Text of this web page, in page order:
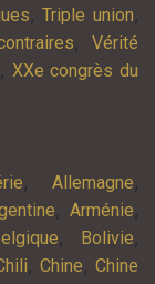
,Triple union,
,Vérité
, XXe congrès du
, Allemagne,
, Arménie,
, Bolivie,
, Chine, Chine